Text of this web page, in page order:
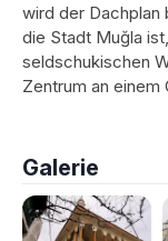
wird der
die Stadt Muğla
seldschukischen
Zentrum an einem
Galerie